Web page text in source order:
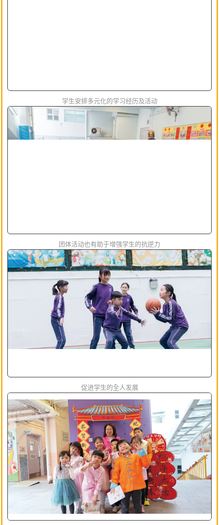
学生安排多元化的学习经历及活动
团体活动也有助于增强学生的抗逆力
促进学生的全人发展